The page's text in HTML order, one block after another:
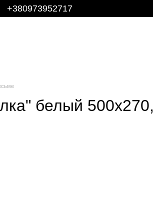
+380973952717
белый 500х270,